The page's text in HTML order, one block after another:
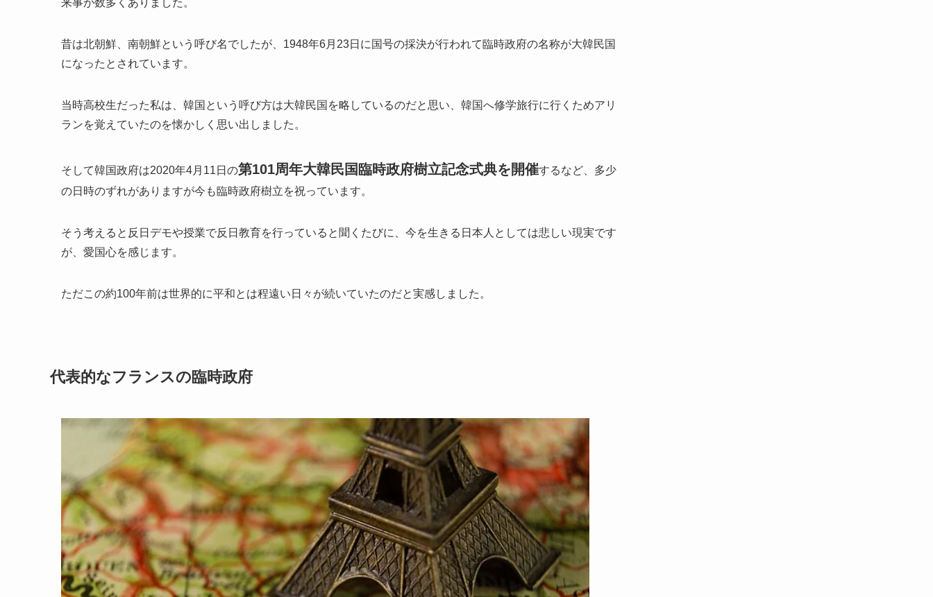
来事が数多くありました。
昔は北朝鮮、南朝鮮という呼び名でしたが、 1948年6月 23日に国号の採決が行われて臨時政府の名称が大韓民国
になったとされています。
当時高校生だった私は、韓国という呼び方は大韓民国を略しているのだと思い、韓国へ修学旅行に行くためアリ
ランを覚えていたのを懐かしく思い出しました。
そして韓国政府は2020年4月 11 日の第101周年大韓民国臨時政府樹立記念式典を開催するなど、多少
の日時のずれがありますが今も臨時政府樹立を祝っています。
そう考えると反日デモや授業で反日教育を行っていると聞くたびに、今を生きる日本人としては悲しい現実です
が、愛国心を感じます。
ただこの約100年前は世界的に平和とは程遠い日々が続いていたのだと実感しました。
代表的なフランスの臨時政府